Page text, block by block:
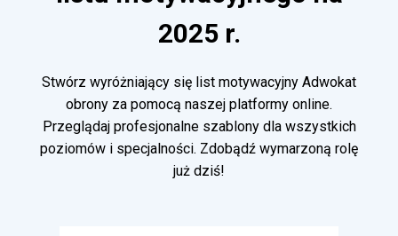
2025 r.
Stwórz wyróżniający się list motywacyjny Adwokat
obrony za pomocą naszej platformy online.
Przeglądaj profesjonalne szablony dla wszystkich
poziomów i specjalności. Zdobądź wymarzoną rolę
już dziś!